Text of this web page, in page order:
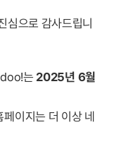
으로 감사드립니
는 2025년 6월
이지는 더 이상 네